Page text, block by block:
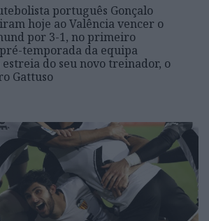
português Gonçalo
hoje ao Valência vencer o
por 3-1, no primeiro
temporada da equipa
estreia do seu novo treinador, o
Gattuso